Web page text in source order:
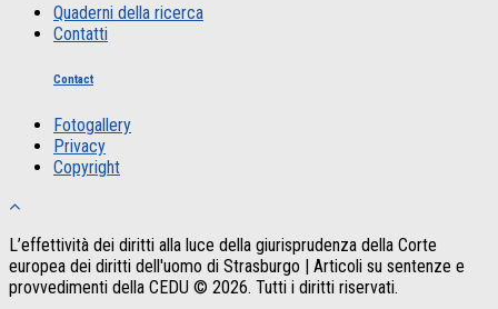
Quaderni della ricerca
Contatti
Contact
Fotogallery
Privacy
Copyright
L’effettività dei diritti alla luce della giurisprudenza della Corte
europea dei diritti dell'uomo di Strasburgo | Articoli su sentenze e
provvedimenti della CEDU © 2026. Tutti i diritti riservati.